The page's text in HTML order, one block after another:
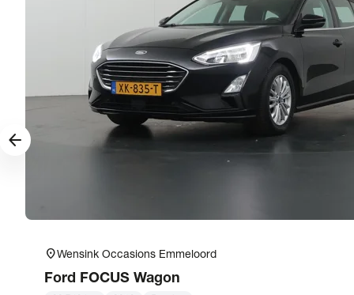
location_onWensink Occasions Emmeloord
Ford FOCUS Wagon
arrow_forward